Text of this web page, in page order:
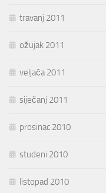
travanj 2011
ožujak 2011
veljača 2011
siječanj 2011
prosinac 2010
studeni 2010
listopad 2010